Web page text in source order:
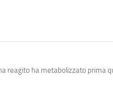
reagito ha metabolizzato prima